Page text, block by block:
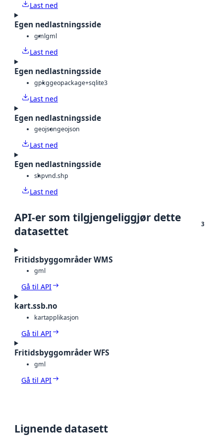
Last ned
Egen nedlastningsside
gmlgml
Last ned
Egen nedlastningsside
gpkggeopackage+sqlite3
Last ned
Egen nedlastningsside
geojsongeojson
Last ned
Egen nedlastningsside
shpvnd.shp
Last ned
API-er som tilgjengeliggjør dette
datasettet
3
Fritidsbyggområder WMS
gml
Gå til API
kart.ssb.no
kartapplikasjon
Gå til API
Fritidsbyggområder WFS
gml
Gå til API
Lignende datasett